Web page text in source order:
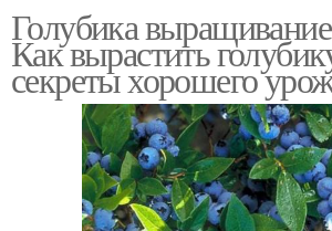
Голубика
Как вырастить
секреты хорошего